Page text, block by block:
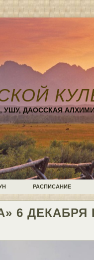
УШУ, ДАОССКАЯ
РАСПИСАНИЕ
6 ДЕКАБРЯ